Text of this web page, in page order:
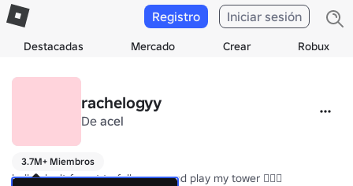
Destacadas Mercado Crear Robux
Registro Iniciar sesión
rachelogyy
De acel
3.7M+ Miembros
hello! don't forget to follow me and play my tower 🏋‍♀️💗